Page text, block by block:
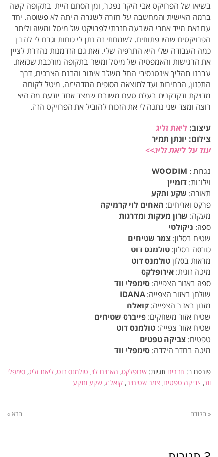
בשיאו של הפרויקט אבי היקר נפטר, ומן הסתם הייתי בתקופה קשה
ברמה האישית והמחשבה על חזרה לשגרה הייתה לא פשוטה. יחד
עם זאת מייד אחרי השבעה חזרתי לפרויקט של מיטל ומשה וליתר
הפרויקטים שהיו פתוחים. לשמחתי זה נתן לי כוחות וגרם לי להבין
כמה העבודה שלי היא התרפיה שלי. זאת גם הזדמנות נהדרת לציין
את הרגישות והאמפטיה של מיטל ומשה בתקופה מורכבת שכזאת.
עברנו תהליך אינטנסיבי החל משלב איתור והבנת הצרכים, דרך
התכנון, הבחירות ועד לתוצאה הסופית המדהימה. מיטל לקוחה
מדויקת ודקדקנית בעלת טעם משובח שמצד אחד יודעת מה היא
רוצה ומצד שני נתנה לי את הזכות להוביל את הפרויקט הזה.
עיצוב: ליאת זליג
צילום: יונתן תמיר
עוד על ליאת זליג>>
נגרות : WOODIM
וילונות: דומיין
תאורה: שקע ותקע
פרקט ואריחים: האחים לוי קרמיקה
מעקה: שרון מעקות ומדרגות
ספה: ניקולטי
שטיח בסלון: צמר שטיחים
כורסה בסלון: טולמנס דוט
מראות בסלוןטולמנס דוט
מיטה זוגית: אירופלקס
ספה באזור הצפייה: סימפלי ווד
שולחן באזור הצפייה: IDANA
מזנון באזור הצפייה: קואלה
שטיח אזור משחקים: פייברס שטיחים
שטיח אזור צפייה: טולמנס דוט
טפטים: צביקה טפטים
מיטה בחדר הילדה: סימפלי ווד
פורסם ב: חדרים תגיות: אירופלקס, האחים לוי, טולמנס דוט, ליאת זליג, סימפלי
ווד, צביקה טפטים, צמר שטיחים, קואלה, שקע ותקע
« הקודם הבא »